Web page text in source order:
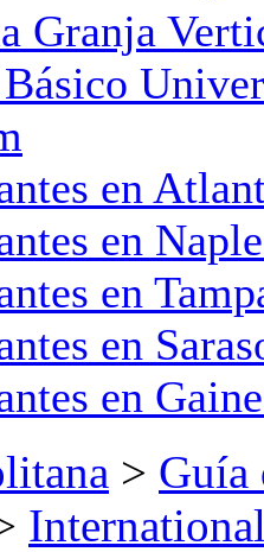
Granja
en
en
en
en
en
> Guía